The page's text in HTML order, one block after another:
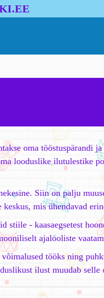
oma tööstuspärandi
looduslike ilutulestike
Siin on palju
mis ühendavad
stiile - kaasaegsetest
ajalooliste
tööks ning
ilust muudab